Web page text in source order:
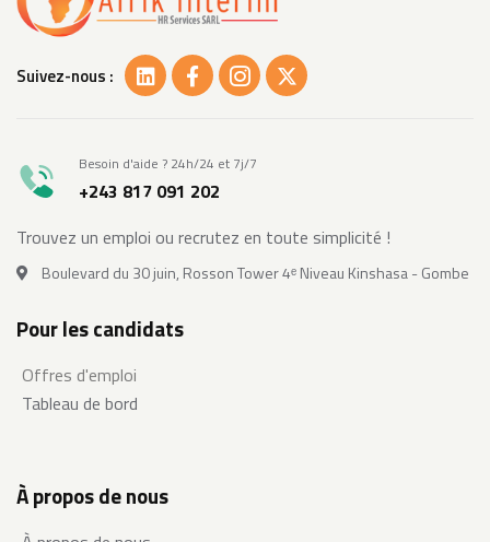
Suivez-nous :
Besoin d'aide ? 24h/24 et 7j/7
+243 817 091 202
Trouvez un emploi ou recrutez en toute simplicité !
Boulevard du 30 juin, Rosson Tower 4ᵉ Niveau Kinshasa - Gombe
Pour les candidats
Offres d'emploi
Tableau de bord
À propos de nous